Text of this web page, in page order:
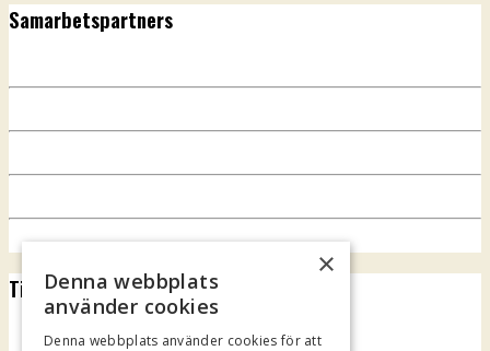
Samarbetspartners
Tillgänglighet
×
Denna webbplats
använder cookies
Denna webbplats använder cookies för att